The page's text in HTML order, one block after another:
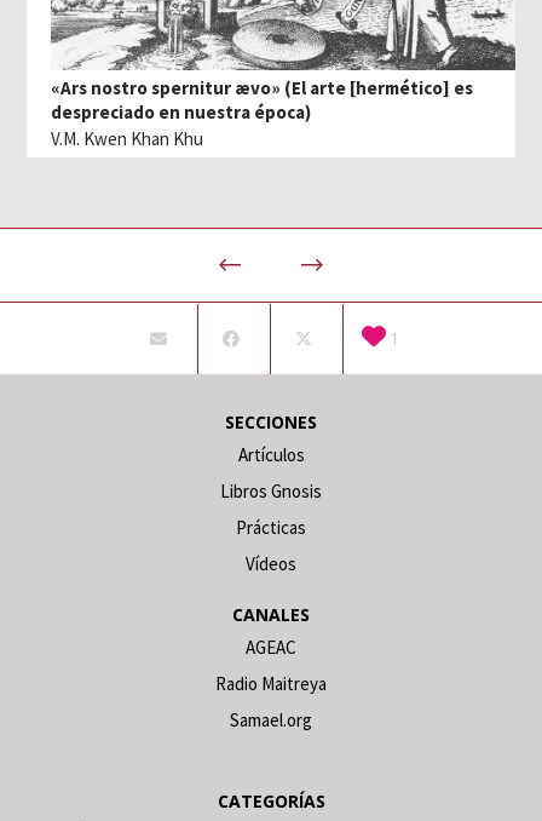
«Ars nostro spernitur ævo» (El arte [hermético] es
despreciado en nuestra época)
V.M. Kwen Khan Khu
1
SECCIONES
Artículos
Libros Gnosis
Prácticas
Vídeos
CANALES
AGEAC
Radio Maitreya
Samael.org
CATEGORÍAS